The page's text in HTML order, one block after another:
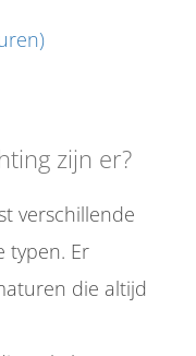
zijn er?
verschillende
typen. Er
die altijd